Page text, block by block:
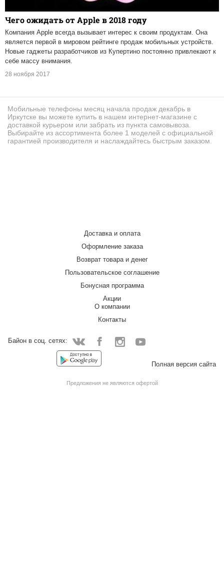
Чего ожидать от Apple в 2018 году
Компания Apple всегда вызывает интерес к своим продуктам. Она
является первой в мировом рейтинге продаж мобильных устройств.
Новые гаджеты разработчиков из Купертино постоянно привлекают к
себе массу внимания.
28 ноября 2017
Мобильные телефоны месяц начала продаж декабрь в
Иркутске вы можете купить в нашем интернет-магазине с
доставкой курьером или забрать из пункта самовывоза.
Выбирайте из ассортимента более 1 моделей с официальной
гарантией производителя и наслаждайтесь быстрым заказом.
Доставка и оплата
Оформление заказа
Возврат товара и денег
Пользовательское соглашение
Бонусная программа
Акции
О компании
Контакты
Байон в соц. сетях:
VkontakteFacebook
Полная версия сайта
Предложения не являются офертой